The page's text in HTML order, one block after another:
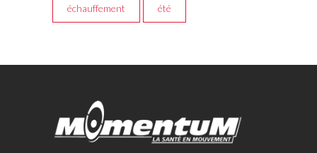
échauffement été